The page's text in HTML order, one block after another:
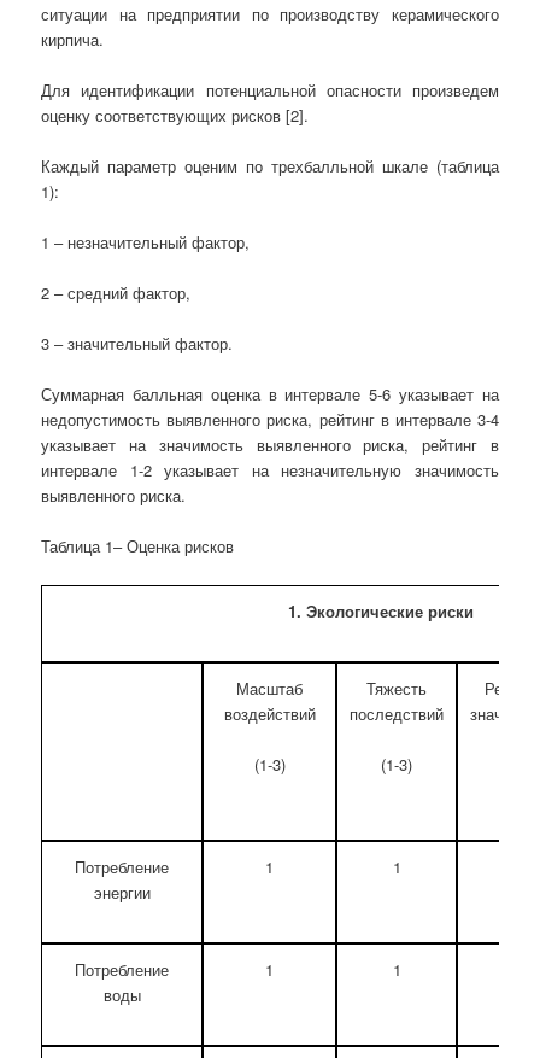
ситуации на предприятии по производству керамического
кирпича.
Для идентификации потенциальной опасности произведем
оценку соответствующих рисков [2].
Каждый параметр оценим по трехбалльной шкале (таблица
1):
1 – незначительный фактор,
2 – средний фактор,
3 – значительный фактор.
Суммарная балльная оценка в интервале 5-6 указывает на
недопустимость выявленного риска, рейтинг в интервале 3-4
указывает на значимость выявленного риска, рейтинг в
интервале 1-2 указывает на незначительную значимость
выявленного риска.
Таблица 1– Оценка рисков
1. Экологические риски
Масштаб
воздействий
(1-3)
Тяжесть
последствий
(1-3)
Рейтинг
Потребление
энергии
1 1
Потребление
воды
1 1